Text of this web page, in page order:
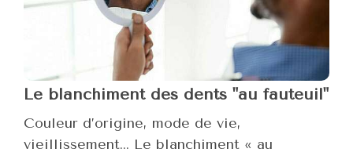
Le blanchiment des dents "au fauteuil"
Couleur d’origine, mode de vie,
vieillissement... Le blanchiment « au